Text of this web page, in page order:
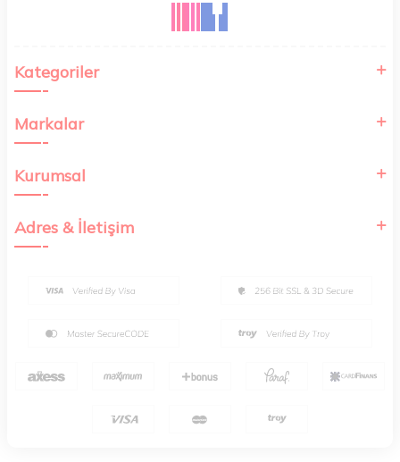
Kategoriler
Markalar
Kurumsal
Adres & İletişim